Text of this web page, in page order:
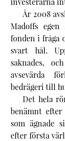
År 2008
Madoffs
fonden i fråga
svart hål.
saknades,
avsevärda
bedrägeri till
Det hela
benämnt
som ägnade
efter första